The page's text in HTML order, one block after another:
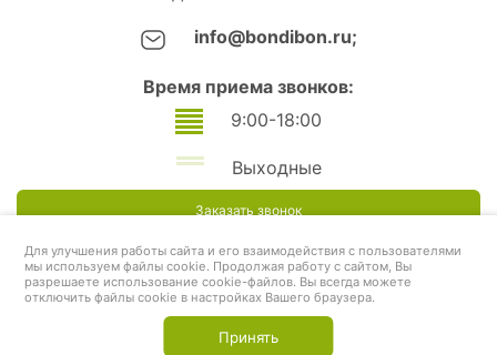
info@bondibon.ru;
Время приема звонков:
9:00-18:00
Выходные
Заказать звонок
Для улучшения работы сайта и его взаимодействия с пользователями
мы используем файлы cookie. Продолжая работу с сайтом, Вы
разрешаете использование cookie-файлов. Вы всегда можете
отключить файлы cookie в настройках Вашего браузера.
Принять